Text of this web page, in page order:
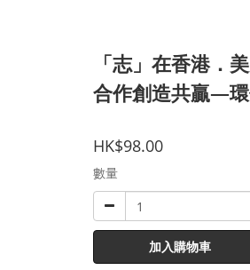
「志」在香港．
合作創造共贏—
HK$98.00
數量
加入購物車